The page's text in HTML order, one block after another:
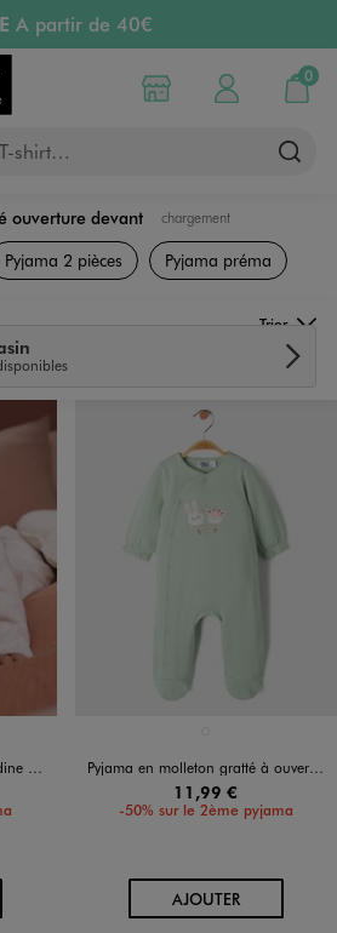
A partir de 40€
OFFERTE
en magasin
30 jours
shirt…
Choisir mon magasin
Mon compte
0
Mon
ouverture devant chargement
Naissance
Pyjama 2 pièces Pyjama préma
Trier
fille Pyjama en molleton gratté à ouverture devant bébé
11,99 €
-50% sur le 2ème pyjama
AJOUTERAU PANIER